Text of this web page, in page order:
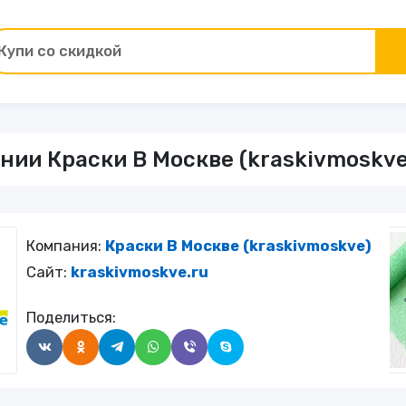
Зоотовары
Работа и образование
со скидкой
Краски В Москве
Компания: Краски В Москве (kraskivmoskve)
Сайт: kraskivmoskve.ru
Поделиться: